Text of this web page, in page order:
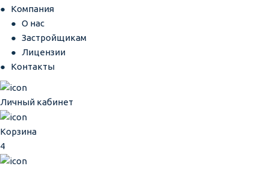
Компания
О нас
Застройщикам
Лицензии
Контакты
Личный кабинет
Корзина
4